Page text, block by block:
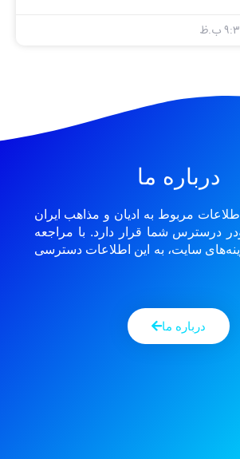
درباره ما
مربوط به ادیان و مذاهب ایران
درسترس شما قرار دارد. با مراجعه
سایت، به این اطلاعات دسترسی
درباره ما